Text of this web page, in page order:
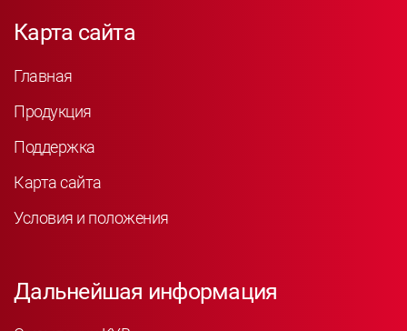
Карта сайта
Главная
Продукция
Поддержка
Карта сайта
Условия и положения
Дальнейшая информация